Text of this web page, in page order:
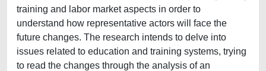
training and labor market aspects in order to
understand how representative actors will face the
future changes. The research intends to delve into
issues related to education and training systems, trying
to read the changes through the analysis of an